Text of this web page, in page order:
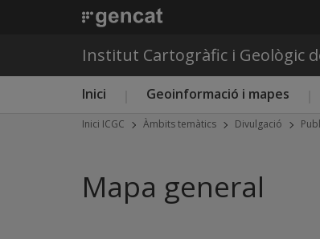
Institut Cartogràfic i Geològic
Menú principal ICGC
Inici Geoinformació i mapes
Inici ICGC Àmbits temàtics Divulgació
Mapa general